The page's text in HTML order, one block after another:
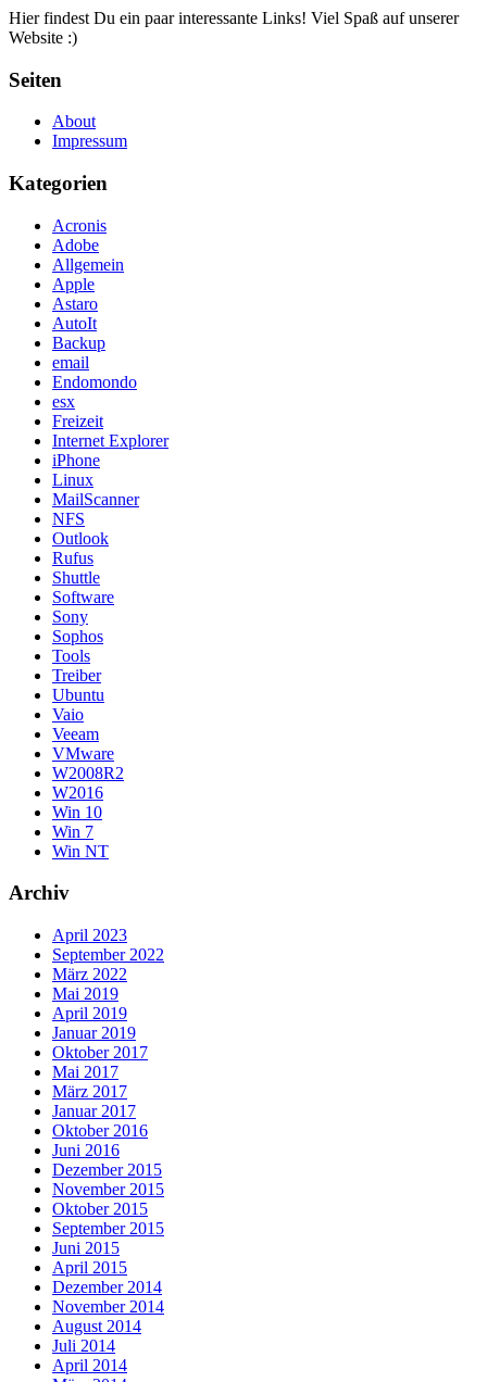
Hier findest Du ein paar interessante Links! Viel Spaß auf unserer
Website :)
Seiten
About
Impressum
Kategorien
Acronis
Adobe
Allgemein
Apple
Astaro
AutoIt
Backup
email
Endomondo
esx
Freizeit
Internet Explorer
iPhone
Linux
MailScanner
NFS
Outlook
Rufus
Shuttle
Software
Sony
Sophos
Tools
Treiber
Ubuntu
Vaio
Veeam
VMware
W2008R2
W2016
Win 10
Win 7
Win NT
Archiv
April 2023
September 2022
März 2022
Mai 2019
April 2019
Januar 2019
Oktober 2017
Mai 2017
März 2017
Januar 2017
Oktober 2016
Juni 2016
Dezember 2015
November 2015
Oktober 2015
September 2015
Juni 2015
April 2015
Dezember 2014
November 2014
August 2014
Juli 2014
April 2014